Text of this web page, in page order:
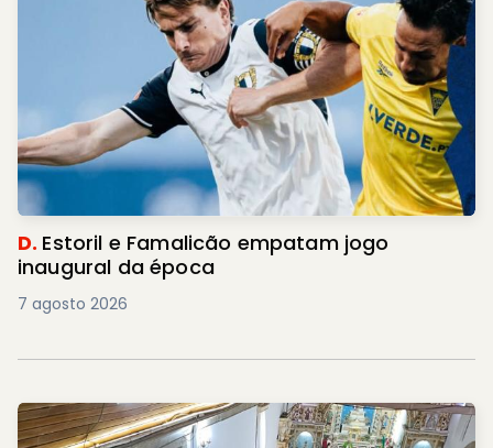
D. Estoril e Famalicão empatam jogo
inaugural da época
7 agosto 2026